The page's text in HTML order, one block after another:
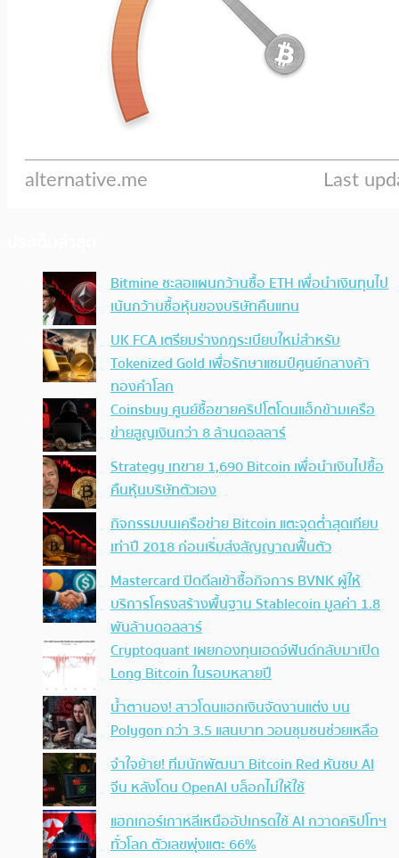
Bitmine ชะลอแผนกว้านซื้อ ETH เพื่อนำเงินทุนไป
เน้นกว้านซื้อหุ้นของบริษัทคืนแทน
UK FCA เตรียมร่างกฎระเบียบใหม่สำหรับ
Tokenized Gold เพื่อรักษาแชมป์ศูนย์กลางค้า
ทองคำโลก
Coinsbuy ศูนย์ซื้อขายคริปโตโดนแฮ็กข้ามเครือ
ข่ายสูญเงินกว่า 8 ล้านดอลลาร์
Strategy เทขาย 1,690 Bitcoin เพื่อนำเงินไปซื้อ
คืนหุ้นบริษัทตัวเอง
กิจกรรมบนเครือข่าย Bitcoin แตะจุดต่ำสุดเทียบ
เท่าปี 2018 ก่อนเริ่มส่งสัญญาณฟื้นตัว
Mastercard ปิดดีลเข้าซื้อกิจการ BVNK ผู้ให้
บริการโครงสร้างพื้นฐาน Stablecoin มูลค่า 1.8
พันล้านดอลลาร์
Cryptoquant เผยกองทุนเฮดจ์ฟันด์กลับมาเปิด
Long Bitcoin ในรอบหลายปี
น้ำตานอง! สาวโดนแฮกเงินจัดงานแต่ง บน
Polygon กว่า 3.5 แสนบาท วอนชุมชนช่วยเหลือ
จำใจย้าย! ทีมนักพัฒนา Bitcoin Red หันซบ AI
จีน หลังโดน OpenAI บล็อกไม่ให้ใช้
แฮกเกอร์เกาหลีเหนืออัปเกรดใช้ AI กวาดคริปโทฯ
ทั่วโลก ตัวเลขพุ่งแตะ 66%